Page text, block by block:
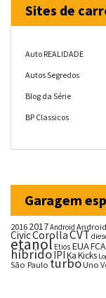
Sites de
Auto REALIDADE
Autos Segredos
Blog da Série
BP Classicos
Garagem
20162017Android
CivicCorollaCVT
etanol Etios EUAFCA
híbridoIPIKaKicks
São Paulo turboUno